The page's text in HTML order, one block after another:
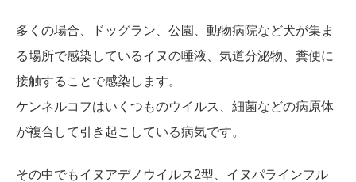
多くの場合、ドッグラン、公園、動物病院など犬が集ま
る場所で感染しているイヌの唾液、気道分泌物、糞便に
接触することで感染します。
ケンネルコフはいくつものウイルス、細菌などの病原体
が複合して引き起こしている病気です。
その中でもイヌアデノウイルス2型、イヌパラインフル